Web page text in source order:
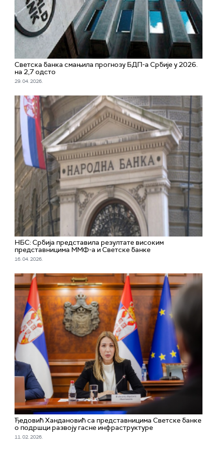
Светска банка смањила прогнозу БДП-а Србије у 2026.
на 2,7 одсто
29. 04. 2026.
НБС: Србија представила резултате високим
представницима ММФ-а и Светске банке
16. 04. 2026.
Ђедовић Хандановић са представницима Светске банке
о подршци развоју гасне инфраструктуре
11. 02. 2026.